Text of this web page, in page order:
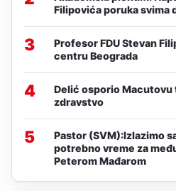
Filipovića poruka svima
3
Profesor FDU Stevan
centru Beograda
4
Delić osporio Macutovu
zdravstvo
5
Pastor (SVM):Izlazimo
potrebno vreme za
Peterom Mađarom